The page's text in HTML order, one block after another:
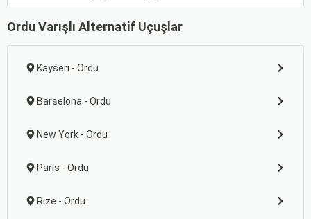
Ordu Varışlı Alternatif Uçuşlar
Kayseri - Ordu
Barselona - Ordu
New York - Ordu
Paris - Ordu
Rize - Ordu